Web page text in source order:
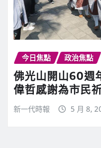
今日焦點 政治焦點
佛光山開山60週
偉哲感謝為市民
新一代時報 5 月 8,